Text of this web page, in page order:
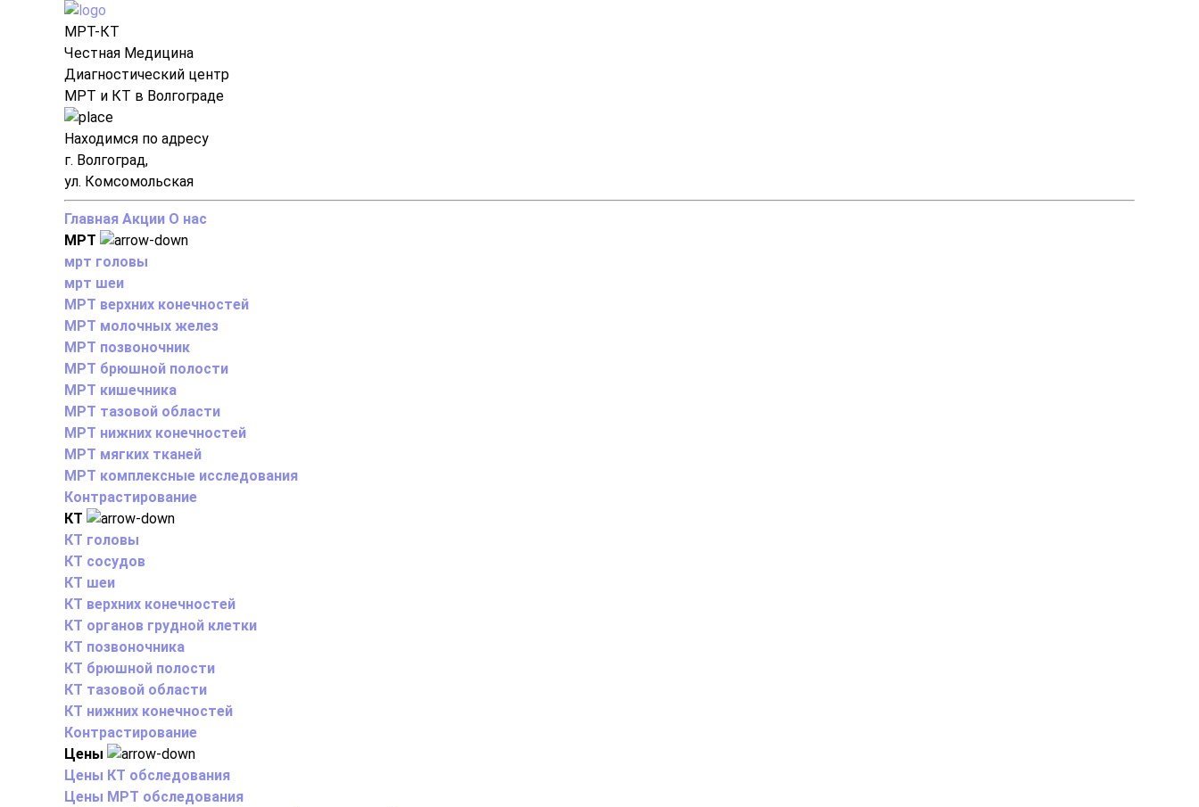
МРТ-КТ
Честная Медицина
Диагностический центр
МРТ и КТ в Волгограде
Находимся по адресу
г. Волгоград,
ул. Комсомольская
Главная Акции О нас
МРТ
мрт головы
мрт шеи
МРТ верхних конечностей
МРТ молочных желез
МРТ позвоночник
МРТ брюшной полости
МРТ кишечника
МРТ тазовой области
МРТ нижних конечностей
МРТ мягких тканей
МРТ комплексные исследования
Контрастирование
КТ
КТ головы
КТ сосудов
КТ шеи
КТ верхних конечностей
КТ органов грудной клетки
КТ позвоночника
КТ брюшной полости
КТ тазовой области
КТ нижних конечностей
Контрастирование
Цены
Цены КТ обследования
Цены МРТ обследования